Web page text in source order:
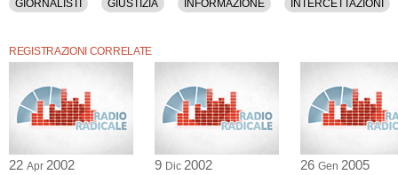
Tra gli argomenti discussi: Avvocatura, Civile, Costi, Cronaca, Democrazia,
GIORNALISTI GIUSTIZIA INFORMAZIONE INTERCETTAZIONI
REGISTRAZIONI CORRELATE
22 Apr 2002 9 Dic 2002 26 Gen 2005